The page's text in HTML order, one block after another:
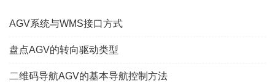
AGV系统与WMS接口方式
盘点AGV的转向驱动类型
二维码导航AGV的基本导航控制方法